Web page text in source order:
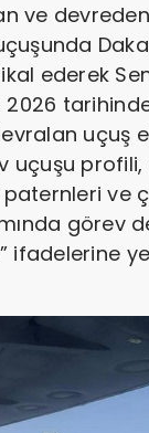
ve
ederek
2026
uçuş
uçuşu profili,
ve
görev
ifadelerine